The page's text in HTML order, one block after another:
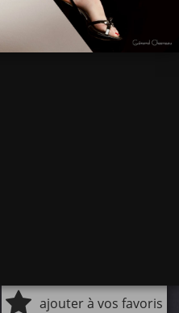
ajouter à vos favoris